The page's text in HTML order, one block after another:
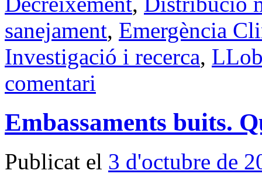
sanejament, Emergència
Investigació i recerca,
comentari
Embassaments buits.
Publicat el 3 d'octubre de